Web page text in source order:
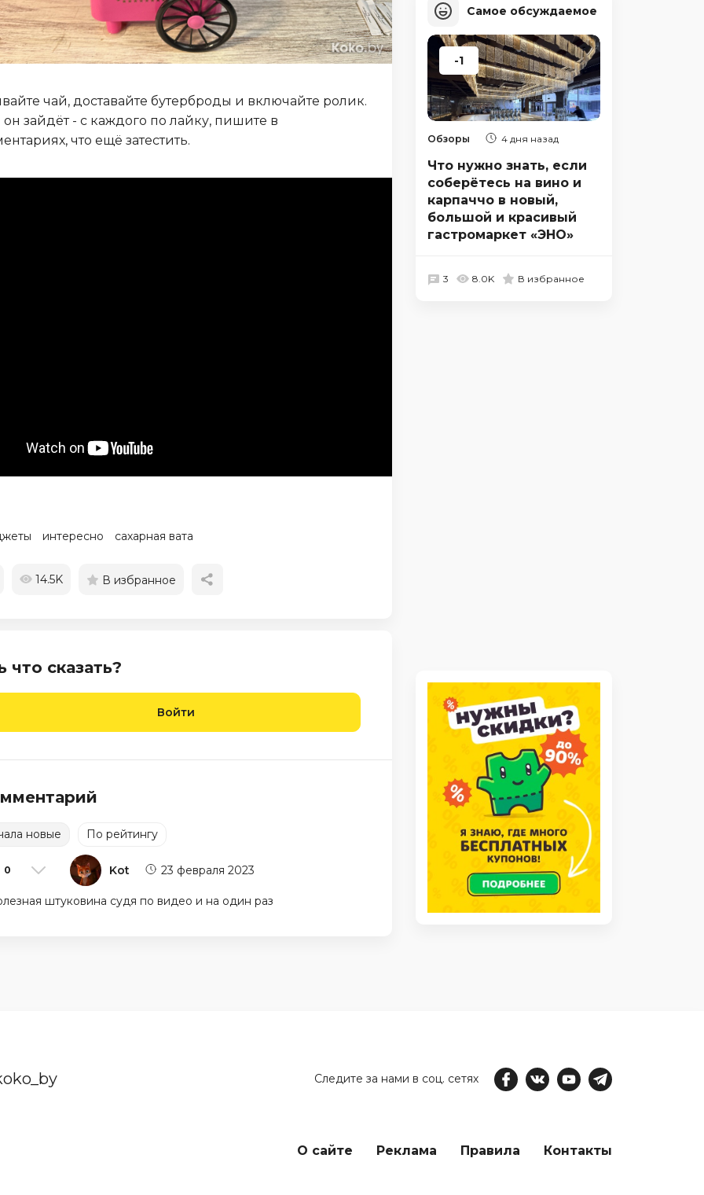
чай, доставайте бутерброды и включайте ролик.
зайдёт - с каждого по лайку, пишите в
что ещё затестить.
интересно сахарная вата
14.5K В избранное
что сказать?
Войти
новые По рейтингу
0 Kot 23 февраля 2023
штуковина судя по видео и на один раз
Самое обсуждаемое
-1
Обзоры 4 дня назад
Что нужно знать, если
соберётесь на вино и
карпаччо в новый,
большой и красивый
гастромаркет «ЭНО»
3 8.0K В избранное
Следите за нами в соц. сетях
О сайте Реклама Правила Контакты